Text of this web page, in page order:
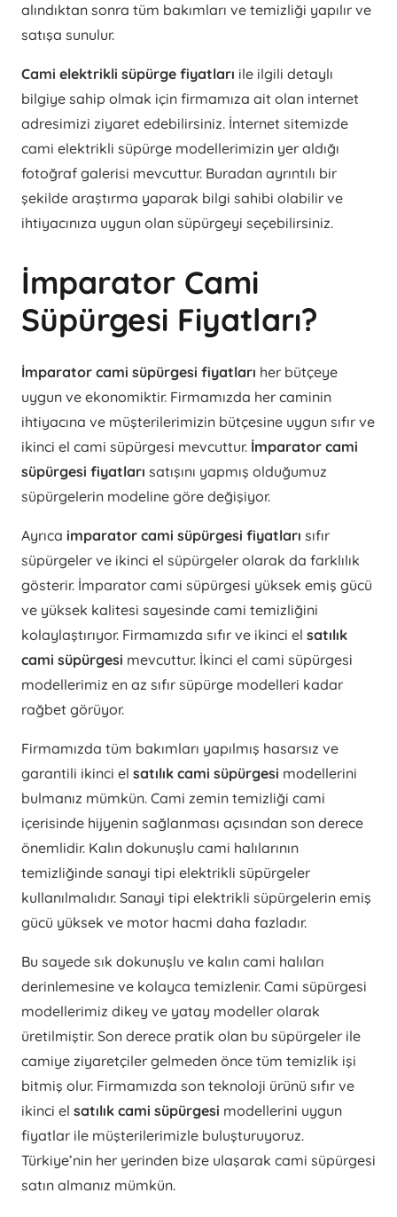
alındıktan sonra tüm bakımları ve temizliği yapılır ve
satışa sunulur.
Cami elektrikli süpürge fiyatları ile ilgili detaylı
bilgiye sahip olmak için firmamıza ait olan internet
adresimizi ziyaret edebilirsiniz. İnternet sitemizde
cami elektrikli süpürge modellerimizin yer aldığı
fotoğraf galerisi mevcuttur. Buradan ayrıntılı bir
şekilde araştırma yaparak bilgi sahibi olabilir ve
ihtiyacınıza uygun olan süpürgeyi seçebilirsiniz.
İmparator Cami
Süpürgesi Fiyatları?
İmparator cami süpürgesi fiyatları her bütçeye
uygun ve ekonomiktir. Firmamızda her caminin
ihtiyacına ve müşterilerimizin bütçesine uygun sıfır ve
ikinci el cami süpürgesi mevcuttur. İmparator cami
süpürgesi fiyatları satışını yapmış olduğumuz
süpürgelerin modeline göre değişiyor.
Ayrıca imparator cami süpürgesi fiyatları sıfır
süpürgeler ve ikinci el süpürgeler olarak da farklılık
gösterir. İmparator cami süpürgesi yüksek emiş gücü
ve yüksek kalitesi sayesinde cami temizliğini
kolaylaştırıyor. Firmamızda sıfır ve ikinci el satılık
cami süpürgesi mevcuttur. İkinci el cami süpürgesi
modellerimiz en az sıfır süpürge modelleri kadar
rağbet görüyor.
Firmamızda tüm bakımları yapılmış hasarsız ve
garantili ikinci el satılık cami süpürgesi modellerini
bulmanız mümkün. Cami zemin temizliği cami
içerisinde hijyenin sağlanması açısından son derece
önemlidir. Kalın dokunuşlu cami halılarının
temizliğinde sanayi tipi elektrikli süpürgeler
kullanılmalıdır. Sanayi tipi elektrikli süpürgelerin emiş
gücü yüksek ve motor hacmi daha fazladır.
Bu sayede sık dokunuşlu ve kalın cami halıları
derinlemesine ve kolayca temizlenir. Cami süpürgesi
modellerimiz dikey ve yatay modeller olarak
üretilmiştir. Son derece pratik olan bu süpürgeler ile
camiye ziyaretçiler gelmeden önce tüm temizlik işi
bitmiş olur. Firmamızda son teknoloji ürünü sıfır ve
ikinci el satılık cami süpürgesi modellerini uygun
fiyatlar ile müşterilerimizle buluşturuyoruz.
Türkiye’nin her yerinden bize ulaşarak cami süpürgesi
satın almanız mümkün.